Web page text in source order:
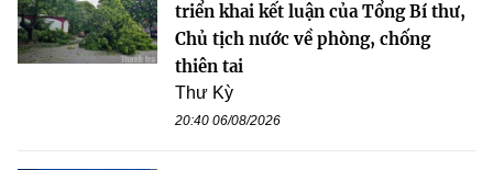
triển khai kết luận của Tổng Bí thư,
Chủ tịch nước về phòng, chống
thiên tai
Thư Kỳ
20:40 06/08/2026